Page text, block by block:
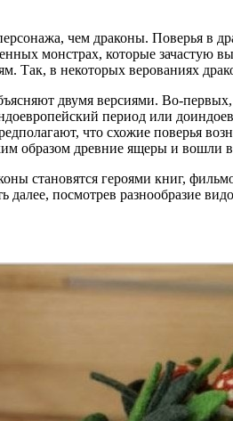
чем драконы. Поверья в
монстрах, которые зачастую
Так, в некоторых верованиях
двумя версиями. Во-
период или
что схожие поверья
образом древние ящеры и вошли
становятся героями книг,
далее, посмотрев разнообразие